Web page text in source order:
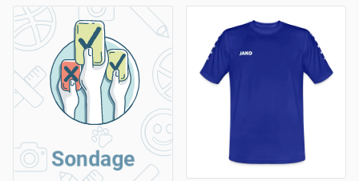
Sondage